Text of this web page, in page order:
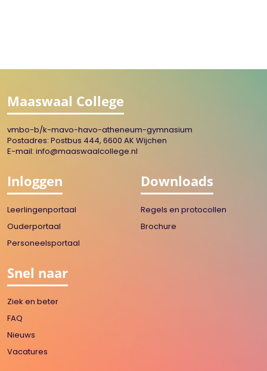
Maaswaal College
vmbo-b/k-mavo-havo-atheneum-gymnasium
Postadres: Postbus 444, 6600 AK Wijchen
E-mail: info@maaswaalcollege.nl
Inloggen
Leerlingenportaal
Ouderportaal
Personeelsportaal
Downloads
Regels en protocollen
Brochure
Snel naar
Ziek en beter
FAQ
Nieuws
Vacatures